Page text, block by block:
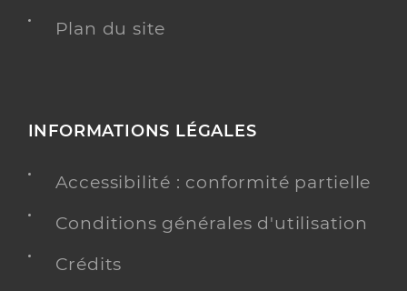
Plan du site
INFORMATIONS LÉGALES
Accessibilité : conformité partielle
Conditions générales d'utilisation
Crédits